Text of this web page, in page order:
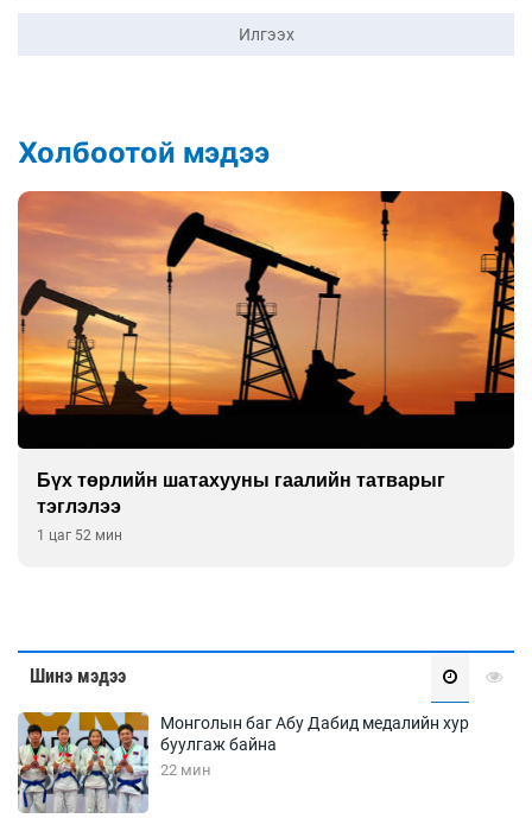
Илгээх
Холбоотой мэдээ
Бүх төрлийн шатахууны гаалийн татварыг
тэглэлээ
1 цаг 52 мин
Шинэ мэдээ
Монголын баг Абу Дабид медалийн хур
буулгаж байна
22 мин